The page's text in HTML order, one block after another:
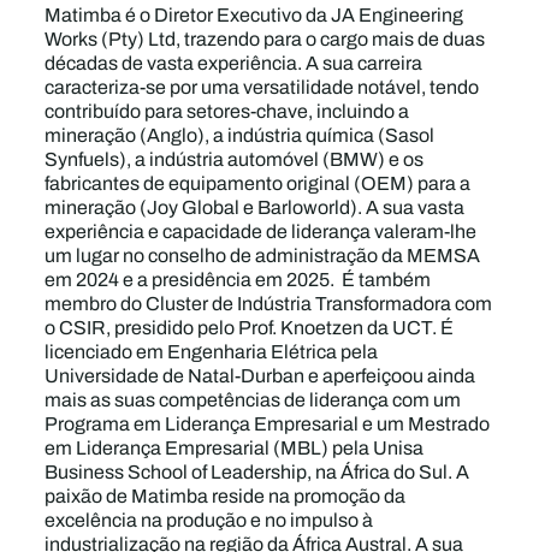
Matimba é o Diretor Executivo da JA Engineering
Works (Pty) Ltd, trazendo para o cargo mais de duas
décadas de vasta experiência. A sua carreira
caracteriza-se por uma versatilidade notável, tendo
contribuído para setores-chave, incluindo a
mineração (Anglo), a indústria química (Sasol
Synfuels), a indústria automóvel (BMW) e os
fabricantes de equipamento original (OEM) para a
mineração (Joy Global e Barloworld). A sua vasta
experiência e capacidade de liderança valeram-lhe
um lugar no conselho de administração da MEMSA
em 2024 e a presidência em 2025. É também
membro do Cluster de Indústria Transformadora com
o CSIR, presidido pelo Prof. Knoetzen da UCT. É
licenciado em Engenharia Elétrica pela
Universidade de Natal-Durban e aperfeiçoou ainda
mais as suas competências de liderança com um
Programa em Liderança Empresarial e um Mestrado
em Liderança Empresarial (MBL) pela Unisa
Business School of Leadership, na África do Sul. A
paixão de Matimba reside na promoção da
excelência na produção e no impulso à
industrialização na região da África Austral. A sua